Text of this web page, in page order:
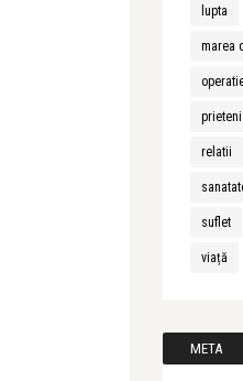
lupta
marea
prieteni
relatii
suflet
viață
META